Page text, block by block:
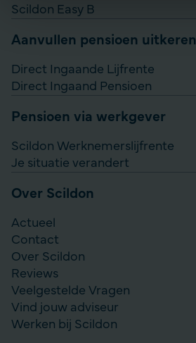
Scildon Easy B
Aanvullen pensioen uitkeren
Direct Ingaande Lijfrente
Direct Ingaand Pensioen
Pensioen via werkgever
Scildon Werknemerslijfrente
Je situatie verandert
Over Scildon
Actueel
Contact
Over Scildon
Reviews
Veelgestelde Vragen
Vind jouw adviseur
Werken bij Scildon